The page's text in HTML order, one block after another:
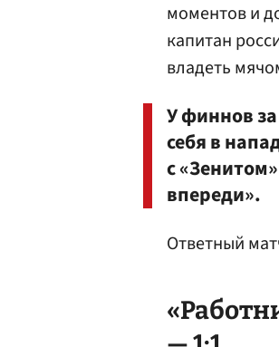
моментов и
капитан
владеть
У финнов
себя в
с
впереди».
Ответный